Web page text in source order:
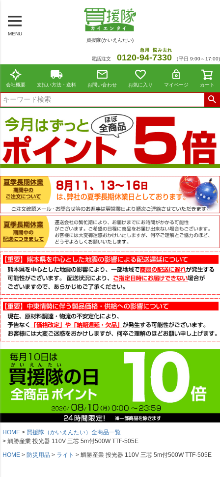
MENU
買援隊(かいえんたい)
電話注文 0120-94
急用
-7330
悩み去れ
（平日 9:00～17:00)
会社概要 支払い方法・送料 お問い合わせ お気に入り マイページ カート
HOME
買援隊（かいえんたい）全商品一覧
鯛勝産業 投光器 110V 三芯 5m付500W TTF-505E
HOME
防災用品 ライト 鯛勝産業 投光器 110V 三芯 5m付500W TTF-505E